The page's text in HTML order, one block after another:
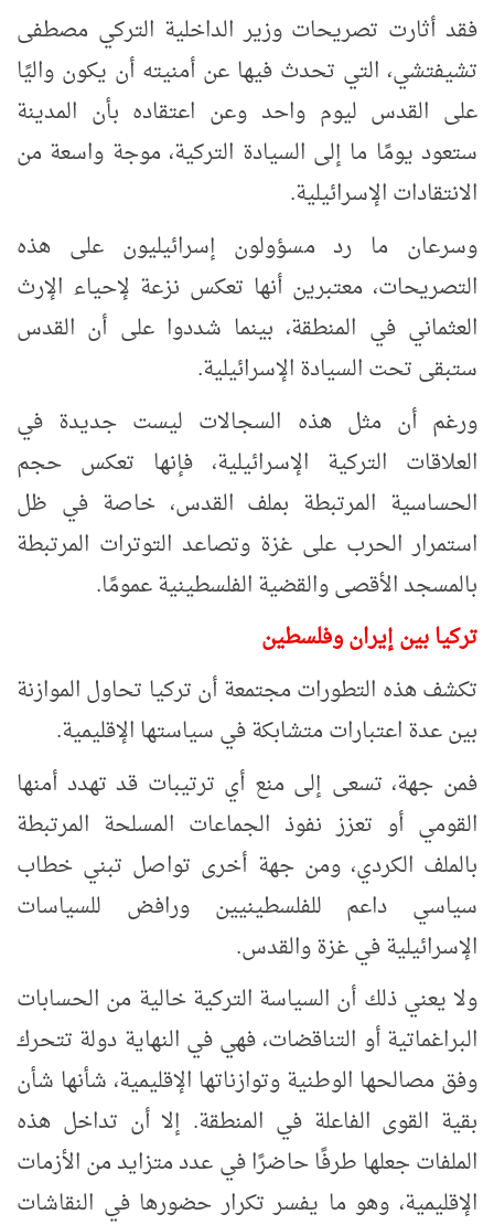
فقد أثارت تصريحات وزير الداخلية التركي مصطفى
تشيفتشي، التي تحدث فيها عن أمنيته أن يكون واليًا
على القدس ليوم واحد وعن اعتقاده بأن المدينة
ستعود يومًا ما إلى السيادة التركية، موجة واسعة من
الانتقادات الإسرائيلية.
وسرعان ما رد مسؤولون إسرائيليون على هذه
التصريحات، معتبرين أنها تعكس نزعة لإحياء الإرث
العثماني في المنطقة، بينما شددوا على أن القدس
ستبقى تحت السيادة الإسرائيلية.
ورغم أن مثل هذه السجالات ليست جديدة في
العلاقات التركية الإسرائيلية، فإنها تعكس حجم
الحساسية المرتبطة بملف القدس، خاصة في ظل
استمرار الحرب على غزة وتصاعد التوترات المرتبطة
بالمسجد الأقصى والقضية الفلسطينية عمومًا.
تركيا بين إيران وفلسطين
تكشف هذه التطورات مجتمعة أن تركيا تحاول الموازنة
بين عدة اعتبارات متشابكة في سياستها الإقليمية.
فمن جهة، تسعى إلى منع أي ترتيبات قد تهدد أمنها
القومي أو تعزز نفوذ الجماعات المسلحة المرتبطة
بالملف الكردي، ومن جهة أخرى تواصل تبني خطاب
سياسي داعم للفلسطينيين ورافض للسياسات
الإسرائيلية في غزة والقدس.
ولا يعني ذلك أن السياسة التركية خالية من الحسابات
البراغماتية أو التناقضات، فهي في النهاية دولة تتحرك
وفق مصالحها الوطنية وتوازناتها الإقليمية، شأنها شأن
بقية القوى الفاعلة في المنطقة. إلا أن تداخل هذه
الملفات جعلها طرفًا حاضرًا في عدد متزايد من الأزمات
الإقليمية، وهو ما يفسر تكرار حضورها في النقاشات